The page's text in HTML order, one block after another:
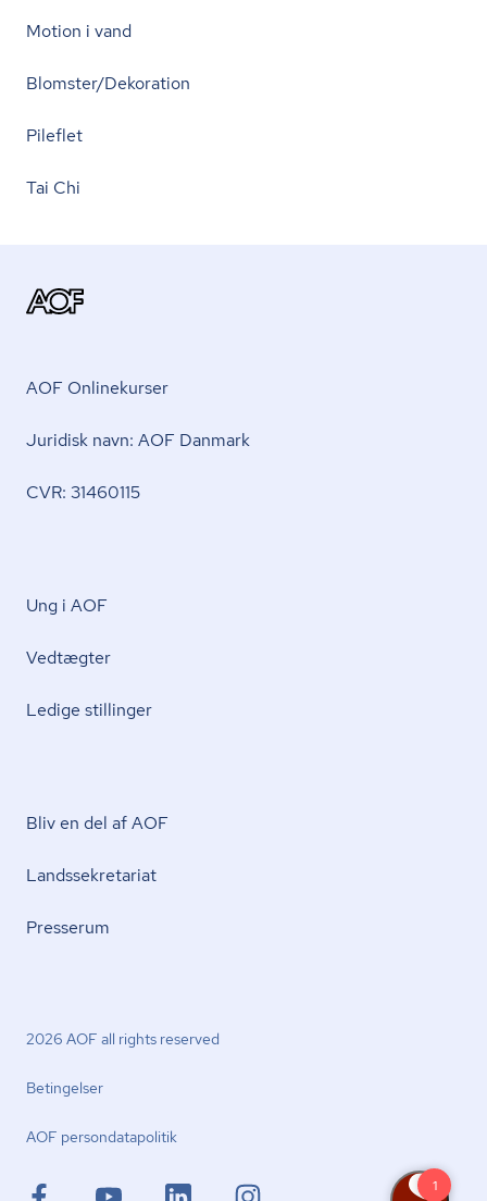
Motion i vand
Blomster/Dekoration
Pileflet
Tai Chi
AOF Onlinekurser
Juridisk navn: AOF Danmark
CVR: 31460115
Ung i AOF
Vedtægter
Ledige stillinger
Bliv en del af AOF
Lands­se­kre­ta­ri­at
Presserum
2026 AOF all rights reserved
Betingelser
AOF per­son­da­ta­po­li­tik